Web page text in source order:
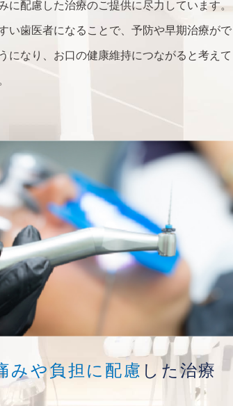
に配慮した治療のご提供に尽力しています。
い歯医者になることで、予防や早期治療がで
になり、お口の健康維持につながると考えて
みや負担に配慮 した治療